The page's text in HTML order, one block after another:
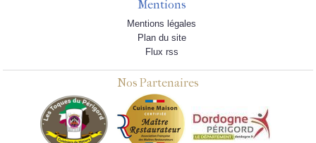
Mentions
Mentions légales
Plan du site
Flux rss
Nos Partenaires